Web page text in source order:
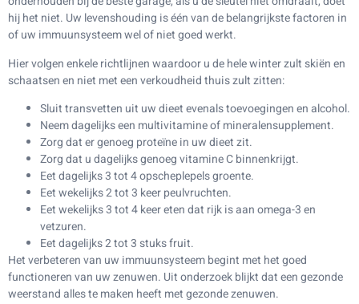
hij het niet. Uw levenshouding is één van de belangrijkste factoren in
of uw immuunsysteem wel of niet goed werkt.
Hier volgen enkele richtlijnen waardoor u de hele winter zult skiën en
schaatsen en niet met een verkoudheid thuis zult zitten:
Sluit transvetten uit uw dieet evenals toevoegingen en alcohol.
Neem dagelijks een multivitamine of mineralensupplement.
Zorg dat er genoeg proteïne in uw dieet zit.
Zorg dat u dagelijks genoeg vitamine C binnenkrijgt.
Eet dagelijks 3 tot 4 opscheplepels groente.
Eet wekelijks 2 tot 3 keer peulvruchten.
Eet wekelijks 3 tot 4 keer eten dat rijk is aan omega-3 en
vetzuren.
Eet dagelijks 2 tot 3 stuks fruit.
Het verbeteren van uw immuunsysteem begint met het goed
functioneren van uw zenuwen. Uit onderzoek blijkt dat een gezonde
weerstand alles te maken heeft met gezonde zenuwen.